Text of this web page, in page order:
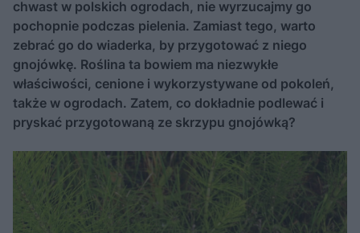
chwast w polskich ogrodach, nie wyrzucajmy go
pochopnie podczas pielenia. Zamiast tego, warto
zebrać go do wiaderka, by przygotować z niego
gnojówkę. Roślina ta bowiem ma niezwykłe
właściwości, cenione i wykorzystywane od pokoleń,
także w ogrodach. Zatem, co dokładnie podlewać i
pryskać przygotowaną ze skrzypu gnojówką?